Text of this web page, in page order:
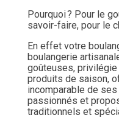
Pourquoi ? Pour le
savoir-faire, pour le
En effet votre
boulangerie
goûteuses,
produits de saison,
incomparable de
passionnés et
traditionnels et